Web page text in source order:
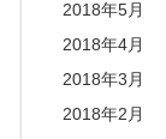
2018年5月
2018年4月
2018年3月
2018年2月